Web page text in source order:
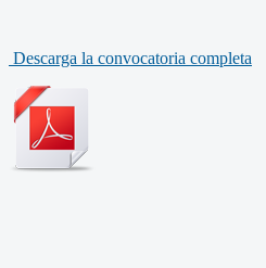
Descarga la convocatoria completa